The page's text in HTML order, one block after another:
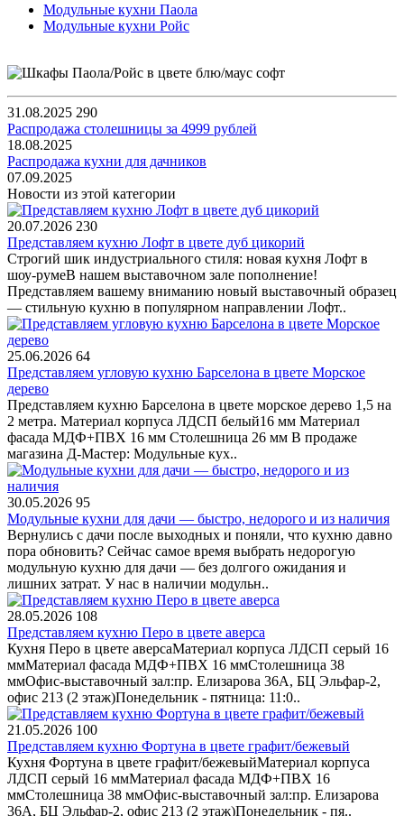
Модульные кухни Паола
Модульные кухни Ройс
31.08.2025 290
Распродажа столешницы за 4999 рублей
18.08.2025
Распродажа кухни для дачников
07.09.2025
Новости из этой категории
20.07.2026 230
Представляем кухню Лофт в цвете дуб цикорий
Строгий шик индустриального стиля: новая кухня Лофт в
шоу-румеВ нашем выставочном зале пополнение!
Представляем вашему вниманию новый выставочный образец
— стильную кухню в популярном направлении Лофт..
25.06.2026 64
Представляем угловую кухню Барселона в цвете Морское
дерево
Представляем кухню Барселона в цвете морское дерево 1,5 на
2 метра. Материал корпуса ЛДСП белый16 мм Материал
фасада МДФ+ПВХ 16 мм Столешница 26 мм В продаже
магазина Д-Мастер: Модульные кух..
30.05.2026 95
Модульные кухни для дачи — быстро, недорого и из наличия
Вернулись с дачи после выходных и поняли, что кухню давно
пора обновить? Сейчас самое время выбрать недорогую
модульную кухню для дачи — без долгого ожидания и
лишних затрат. У нас в наличии модульн..
28.05.2026 108
Представляем кухню Перо в цвете аверса
Кухня Перо в цвете аверсаМатериал корпуса ЛДСП серый 16
ммМатериал фасада МДФ+ПВХ 16 ммСтолешница 38
ммОфис-выставочный зал:пр. Елизарова 36А, БЦ Эльфар-2,
офис 213 (2 этаж)Понедельник - пятница: 11:0..
21.05.2026 100
Представляем кухню Фортуна в цвете графит/бежевый
Кухня Фортуна в цвете графит/бежевыйМатериал корпуса
ЛДСП серый 16 ммМатериал фасада МДФ+ПВХ 16
ммСтолешница 38 ммОфис-выставочный зал:пр. Елизарова
36А, БЦ Эльфар-2, офис 213 (2 этаж)Понедельник - пя..